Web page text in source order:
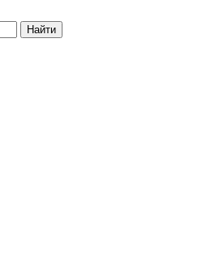
Найти